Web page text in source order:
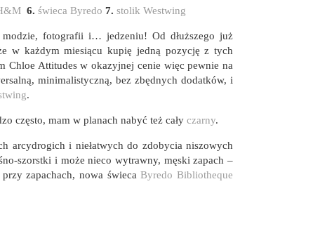
6. świeca Byredo 7. stolik Westwing
fotografii i… jedzeniu! Od dłuższego już
w każdym miesiącu kupię jedną pozycję z tych
Chloe Attitudes w okazyjnej cenie więc pewnie na
minimalistyczną, bez zbędnych dodatków, i
.
często, mam w planach nabyć też cały czarny.
arcydrogich i niełatwych do zdobycia niszowych
szorstki i może nieco wytrawny, męski zapach –
zapachach, nowa świecaByredo Bibliotheque